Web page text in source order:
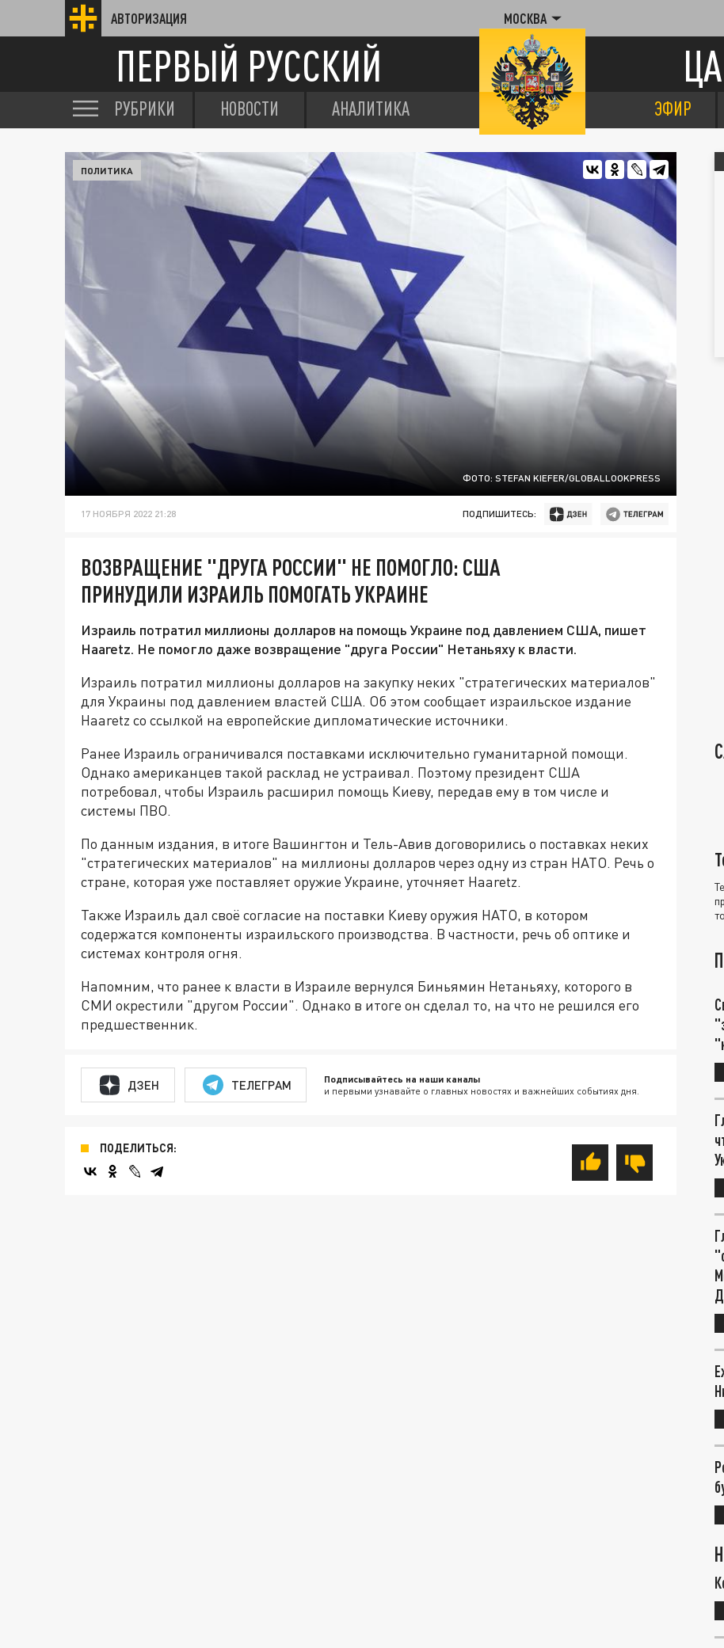
АВТОРИЗАЦИЯ МОСКВА
ПЕРВЫЙ РУССКИЙ
РУБРИКИ НОВОСТИ АНАЛИТИКА ЭФИР
ФОТО: STEFAN KIEFER/GLOBALLOOKPRESS
ПОЛИТИКА
17 НОЯБРЯ 2022 21:28 ПОДПИШИТЕСЬ:
ВОЗВРАЩЕНИЕ "ДРУГА РОССИИ" НЕ ПОМОГЛО: США
ПРИНУДИЛИ ИЗРАИЛЬ ПОМОГАТЬ УКРАИНЕ
Израиль потратил миллионы долларов на помощь Украине под давлением США, пишет
Haaretz. Не помогло даже возвращение "друга России" Нетаньяху к власти.
Израиль потратил миллионы долларов на закупку неких "стратегических материалов"
для Украины под давлением властей США. Об этом сообщает израильское издание
Haaretz со ссылкой на европейские дипломатические источники.
Ранее Израиль ограничивался поставками исключительно гуманитарной помощи.
Однако американцев такой расклад не устраивал. Поэтому президент США
потребовал, чтобы Израиль расширил помощь Киеву, передав ему в том числе и
системы ПВО.
По данным издания, в итоге Вашингтон и Тель-Авив договорились о поставках неких
"стратегических материалов" на миллионы долларов через одну из стран НАТО. Речь о
стране, которая уже поставляет оружие Украине, уточняет Haaretz.
Также Израиль дал своё согласие на поставки Киеву оружия НАТО, в котором
содержатся компоненты израильского производства. В частности, речь об оптике и
системах контроля огня.
Напомним, что ранее к власти в Израиле вернулся Биньямин Нетаньяху, которого в
СМИ окрестили "другом России". Однако в итоге он сделал то, на что не решился его
предшественник.
ДЗЕН ТЕЛЕГРАМ Подписывайтесь на наши каналы
и первыми узнавайте о главных новостях и важнейших событиях дня.
ПОДЕЛИТЬСЯ: